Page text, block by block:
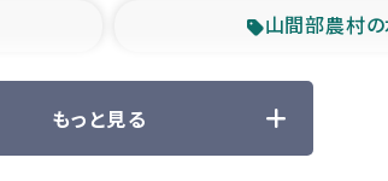
山間部農村
森林保全型
大雨による洪
もっと見る